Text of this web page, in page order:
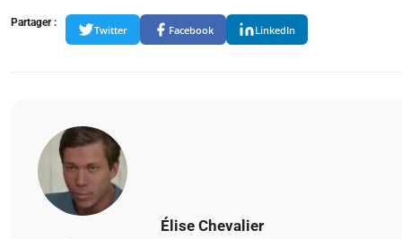
Partager :
Twitter Facebook LinkedIn
Élise Chevalier